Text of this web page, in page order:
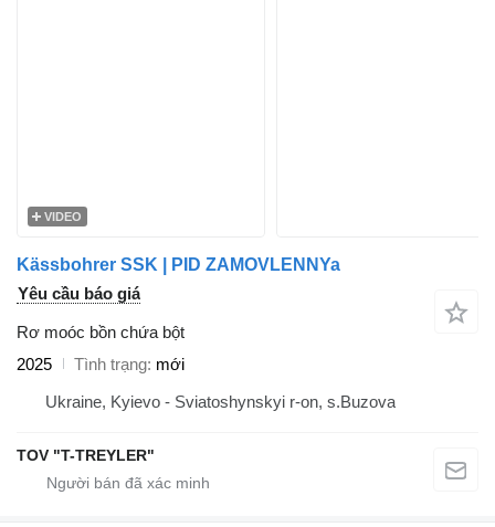
VIDEO
Kässbohrer SSK | PID ZAMOVLENNYa
Yêu cầu báo giá
Rơ moóc bồn chứa bột
2025
Tình trạng mới
Ukraine, Kyievo - Sviatoshynskyi r-on, s.Buzova
TOV "T-TREYLER"